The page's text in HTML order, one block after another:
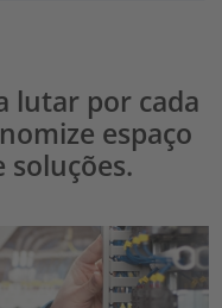
lutar por cada
espaço
soluções.